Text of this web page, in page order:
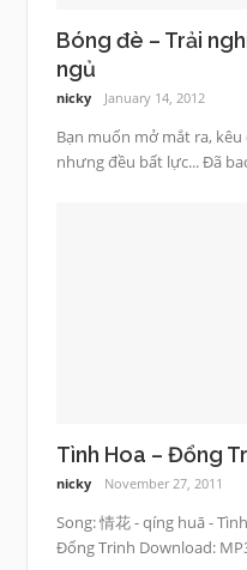
Bóng đè – Trải
ngủ
nicky January 14, 2012
Bạn muốn mở mắt ra,
nhưng đều bất lực... Đã
Tình Hoa – Đổng
nicky November 27, 2011
Song: 情花 - qíng huā -
Đổng Trinh Download: